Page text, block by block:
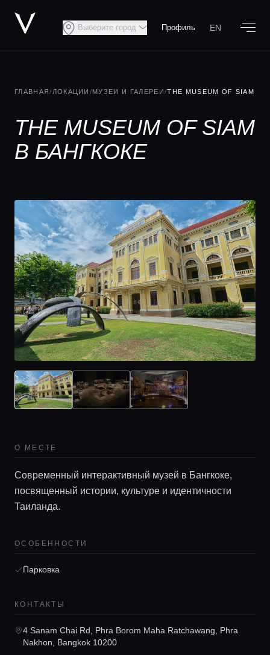
Локации
Выберите город Профиль EN
ГЛАВНАЯ/ ЛОКАЦИИ /МУЗЕИ И ГАЛЕРЕИ/THE MUSEUM OF SIAM
THE MUSEUM OF SIAM
В БАНГКОКЕ
О МЕСТЕ
Современный интерактивный музей в Бангкоке,
посвященный истории, культуре и идентичности
Таиланда.
ОСОБЕННОСТИ
Парковка
КОНТАКТЫ
4 Sanam Chai Rd, Phra Borom Maha Ratchawang, Phra
Nakhon, Bangkok 10200